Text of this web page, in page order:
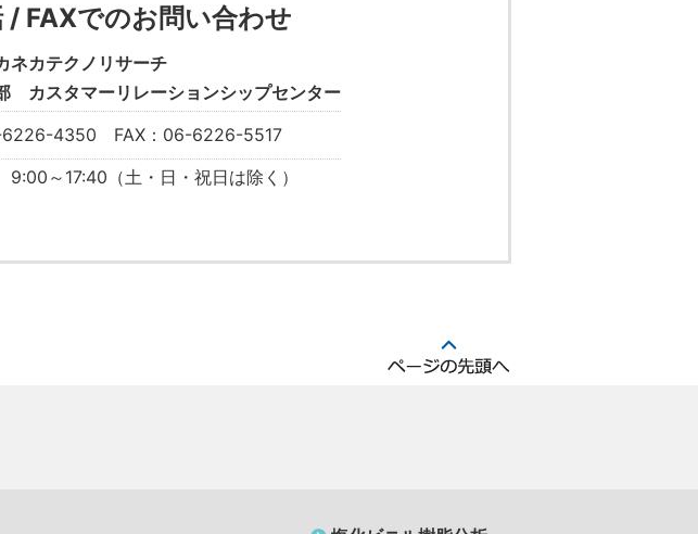
/ FAXでのお問い合わせ
ネカテクノリサーチ
カスタマーリレーションシップセンター
6226-4350 FAX：06-6226-5517
～17:40（土・日・祝日は除く）